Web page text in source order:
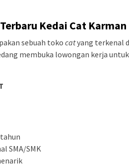
Kedai Cat Karman
sebuah toko catyang terkenal
membuka lowongan kerja
SMA/SMK